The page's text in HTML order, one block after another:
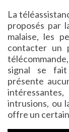
La
proposés par
malaise, les
contacter un
signal se fait
présente
intrusions, ou
offre un